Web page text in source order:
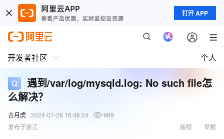
打开 APP
开发者社区 个人
遇到/var/log/mysqld.log: No such file怎
么解决？
古月虎 2024-07-28 16:46:24
989
发布于浙江
举报
版权